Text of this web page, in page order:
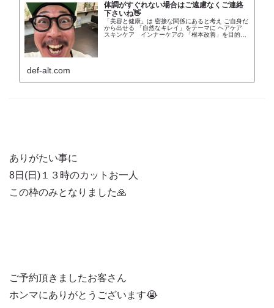
体調がすぐれない場合はご遠慮なくご連絡
下さいね👋
「美容と健康」は 密接な関係にあると考え ご自身だ
から出せる 「自然なキレイ」をテーマに ヘアケア
スキンケア インナーケアの 「根本改善」を目的と
def-alt.com
ありがたい事に
8日(日)１３時のカットお一人
この枠のみとなりました🙏
ご予約頂きましたお客さん
ホンマにありがとうございます😭